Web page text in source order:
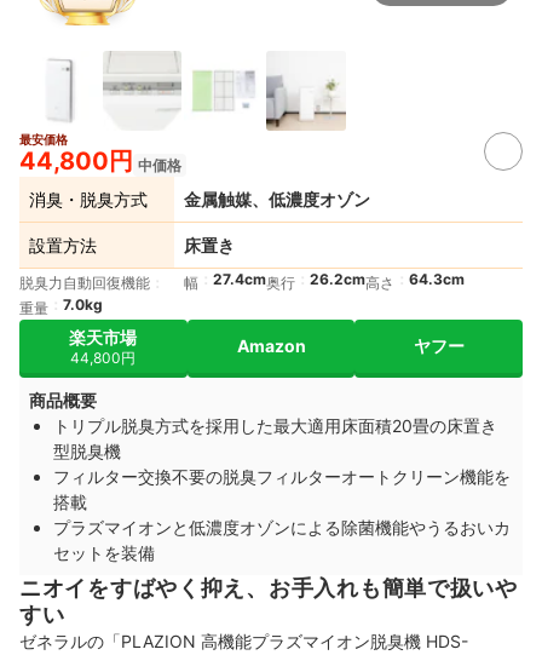
最安価格
44,800円 中価格
消臭・脱臭方式 金属触媒、低濃度オゾン
設置方法 床置き
脱臭力自動回復機能 幅 27.4cm奥行 26.2cm高さ
64.3cm
重量
7.0kg
楽天市場
44,800円
Amazon ヤフー
商品概要
トリプル脱臭方式を採用した最大適用床面積20畳の床置き
型脱臭機
フィルター交換不要の脱臭フィルターオートクリーン機能を
搭載
プラズマイオンと低濃度オゾンによる除菌機能やうるおいカ
セットを装備
ニオイをすばやく抑え、お手入れも簡単で扱いや
すい
ゼネラルの「PLAZION 高機能プラズマイオン脱臭機 HDS-